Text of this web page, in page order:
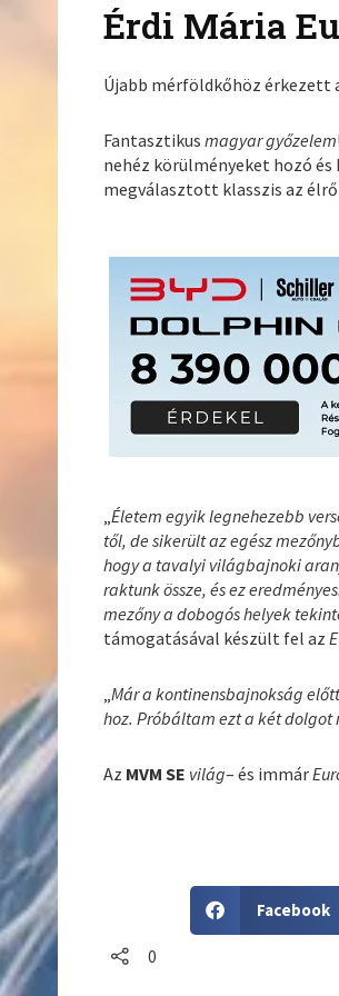
Érdi Mária
Újabb mérföldkőhöz érkezett
Fantasztikusmagyar győzelem!
nehéz körülményeket hozó
megválasztott klasszis az
„Életem egyik legnehezebb
től, de sikerült az egész
hogy a tavalyi világbajnoki
raktunk össze, és ez
mezőny a dobogós helyek
támogatásával készült fel az
„Már a kontinensbajnokság
hoz. Próbáltam ezt a két
Az MVM SE világ– és immár
h
Facebook
0